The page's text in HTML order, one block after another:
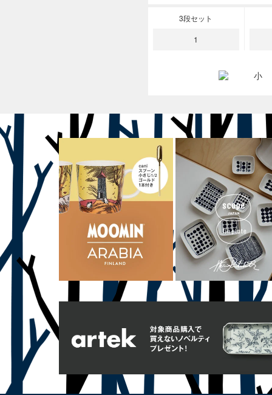
3段セット
1
小